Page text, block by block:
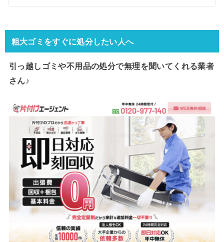
粗大ゴミをすぐに処分したい人へ
引っ越しゴミや不用品の処分で無理を聞いてくれる業者
さん♪